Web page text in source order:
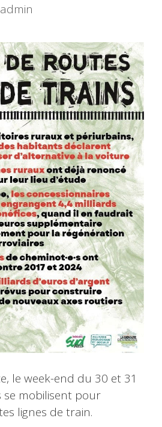
admin
le week-end du 30 et 31
se mobilisent pour
lignes de train.